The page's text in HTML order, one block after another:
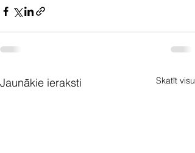
Jaunākie ieraksti Skatīt visu